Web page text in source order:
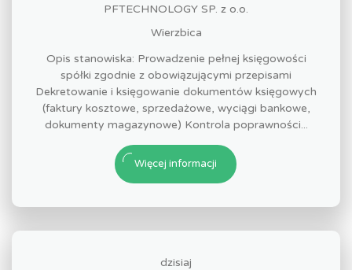
PFTECHNOLOGY SP. z o.o.
Wierzbica
Opis stanowiska: Prowadzenie pełnej księgowości
spółki zgodnie z obowiązującymi przepisami
Dekretowanie i księgowanie dokumentów księgowych
(faktury kosztowe, sprzedażowe, wyciągi bankowe,
dokumenty magazynowe) Kontrola poprawności...
Więcej informacji
dzisiaj